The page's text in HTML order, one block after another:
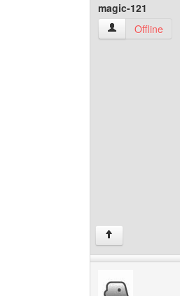
magic-121
magic-121
Offline
↑